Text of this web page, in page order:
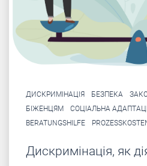
ДИСКРИМІНАЦІЯ БЕЗПЕКА
БІЖЕНЦЯМ
СОЦІАЛЬНА
BERATUNGSHILFE
Дискримінація, як